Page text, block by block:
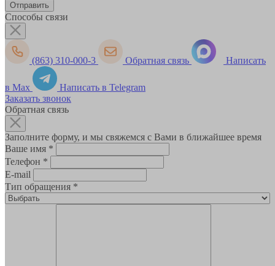
Способы связи
(863) 310-000-3 Обратная связь Написать
в Max
Написать в Telegram
Заказать звонок
Обратная связь
Заполните форму, и мы свяжемся с Вами в ближайшее время
Ваше имя *
Телефон *
E-mail
Тип обращения *